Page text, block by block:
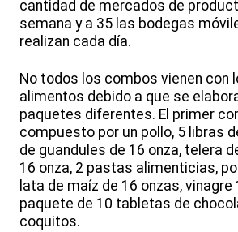
cantidad de mercados de
semana y a 35 las bodegas
realizan cada día.
No todos los combos vienen con
alimentos debido a que se
paquetes diferentes. El primer
compuesto por un pollo, 5 libras
de guandules de 16 onza, telera
16 onza, 2 pastas alimenticias,
lata de maíz de 16 onzas, vinagre
paquete de 10 tabletas de
coquitos.